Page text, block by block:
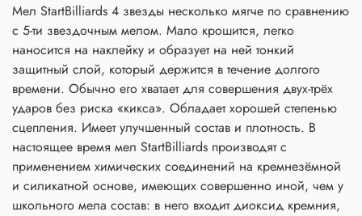
Мел StartBilliards 4 звезды несколько мягче по сравнению
с 5-ти звездочным мелом. Мало крошится, легко
наносится на наклейку и образует на ней тонкий
защитный слой, который держится в течение долгого
времени. Обычно его хватает для совершения двух-трёх
ударов без риска «кикса». Обладает хорошей степенью
сцепления. Имеет улучшенный состав и плотность. В
настоящее время мел StartBilliards производят с
применением химических соединений на кремнезёмной
и силикатной основе, имеющих совершенно иной, чем у
школьного мела состав: в него входит диоксид кремния,